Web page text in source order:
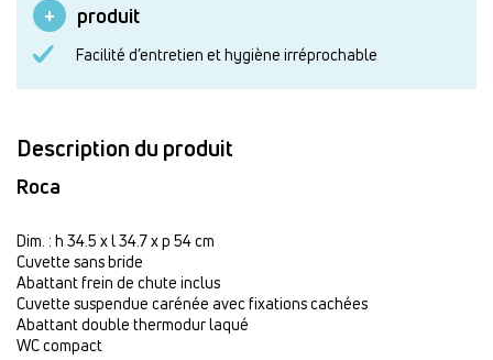
produit
Facilité d’entretien et hygiène irréprochable
Description du produit
Roca
Dim. : h 34.5 x l 34.7 x p 54 cm
Cuvette sans bride
Abattant frein de chute inclus
Cuvette suspendue carénée avec fixations cachées
Abattant double thermodur laqué
WC compact